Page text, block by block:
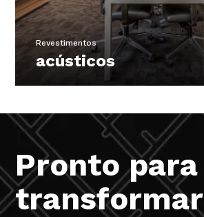
Revestimentos
acústicos
Pronto para
transformar